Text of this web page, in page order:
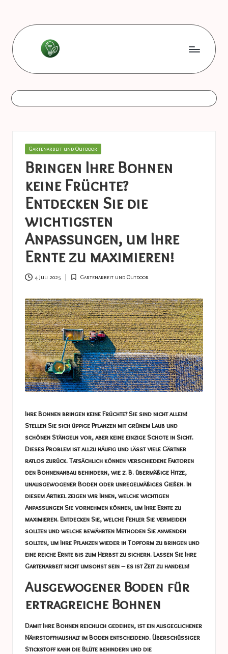
content
L
e
s
o
n
n
e
s
a
s
t
u
c
e
s
astuces
Posted
Gartenarbeit und Outdoor
Bringen Ihre Bohnen
keine Früchte?
Entdecken Sie die
wichtigsten
Anpassungen, um Ihre
Ernte zu maximieren!
4 Juli 2025
Posted
Gartenarbeit und Outdoor
Ihre Bohnen bringen keine Früchte? Sie sind nicht allein!
Stellen Sie sich üppige Pflanzen mit grünem Laub und
schönen Stängeln vor, aber keine einzige Schote in Sicht.
Dieses Problem ist allzu häufig und lässt viele Gärtner
ratlos zurück. Tatsächlich können verschiedene Faktoren
den Bohnenanbau behindern, wie z. B. übermäßige Hitze,
unausgewogener Boden oder unregelmäßiges Gießen. In
diesem Artikel zeigen wir Ihnen, welche wichtigen
Anpassungen Sie vornehmen können, um Ihre Ernte zu
maximieren. Entdecken Sie, welche Fehler Sie vermeiden
sollten und welche bewährten Methoden Sie anwenden
sollten, um Ihre Pflanzen wieder in Topform zu bringen und
eine reiche Ernte bis zum Herbst zu sichern. Lassen Sie Ihre
Gartenarbeit nicht umsonst sein – es ist Zeit zu handeln!
Ausgewogener Boden für
ertragreiche Bohnen
Damit Ihre Bohnen reichlich gedeihen, ist ein ausgeglichener
Nährstoffhaushalt im Boden entscheidend. Überschüssiger
Stickstoff kann die Blüte behindern und die